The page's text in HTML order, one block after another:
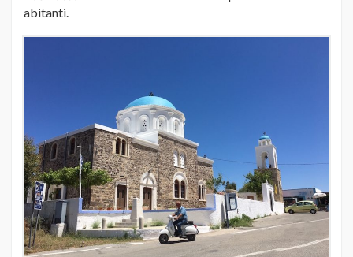
abitanti.